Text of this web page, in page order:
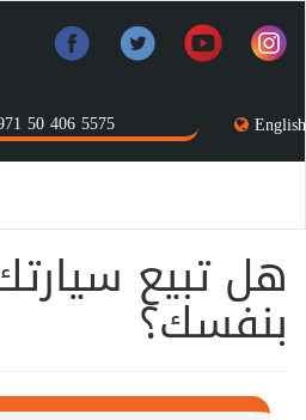
English
50 406 5575
هل تبيع
بنفسك؟